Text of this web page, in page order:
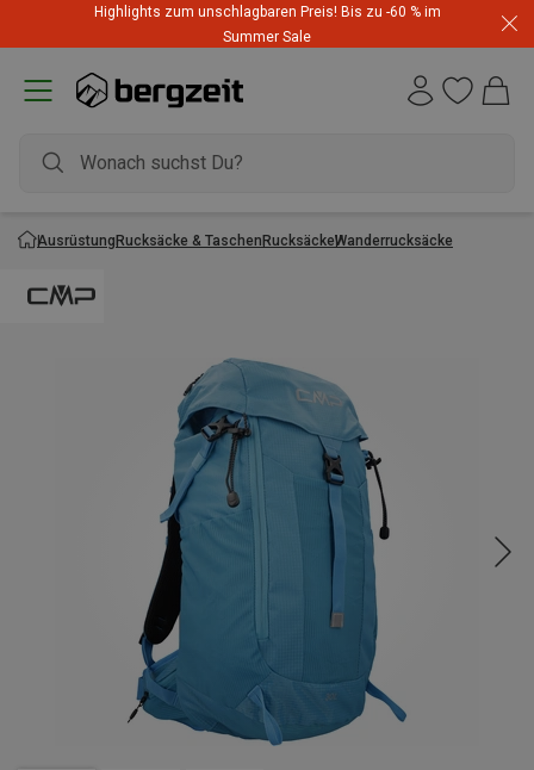
Highlights zum unschlagbaren Preis! Bis zu -60 % im
Summer Sale
AusrüstungRucksäcke & TaschenRucksäckeWanderrucksäcke